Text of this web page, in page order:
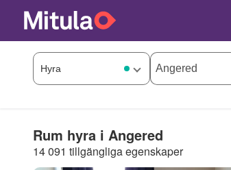
Rum hyra i Angered
14 091 tillgängliga egenskaper